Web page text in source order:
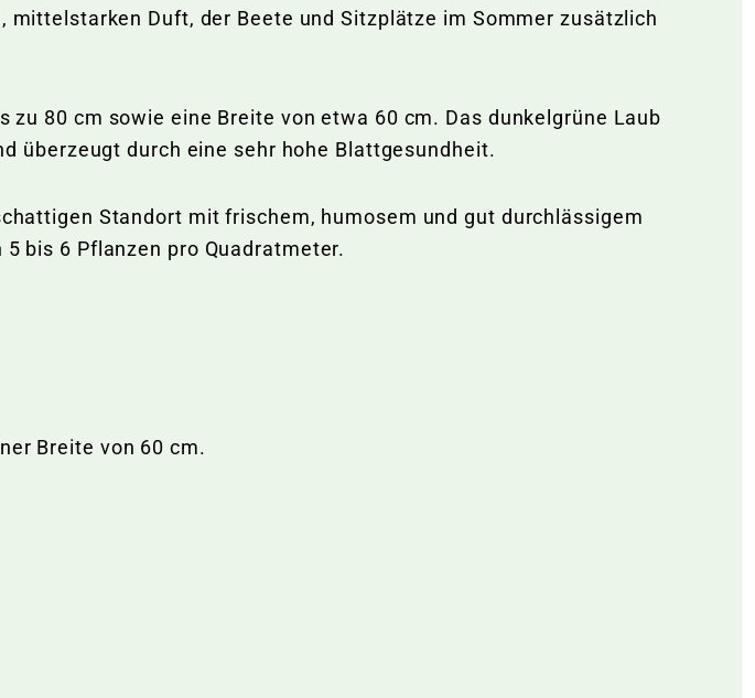
Duft, der Beete und Sitzplätze im Sommer zusätzlich
80 cm sowie eine Breite von etwa 60 cm. Das dunkelgrüne Laub
überzeugt durch eine sehr hohe Blattgesundheit.
Standort mit frischem, humosem und gut durchlässigem
bis 6 Pflanzen pro Quadratmeter.
Breite von 60 cm.